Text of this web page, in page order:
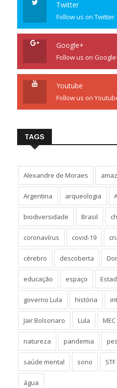
Twitter
Follow us on Twitter
Google+
Follow us on
Youtube
Follow us on
TAGS
Alexandre de Moraes
Argentina arqueologia
biodiversidade Brasil
coronavírus covid-19
cérebro descoberta
educação espaço
governo Lula história
Jair Bolsonaro Lula MEC
natureza pandemia
saúde mental sono STF
água